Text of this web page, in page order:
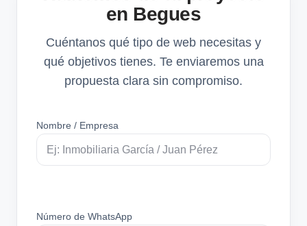
en Begues
Cuéntanos qué tipo de web necesitas y
qué objetivos tienes. Te enviaremos una
propuesta clara sin compromiso.
Nombre / Empresa
Número de WhatsApp